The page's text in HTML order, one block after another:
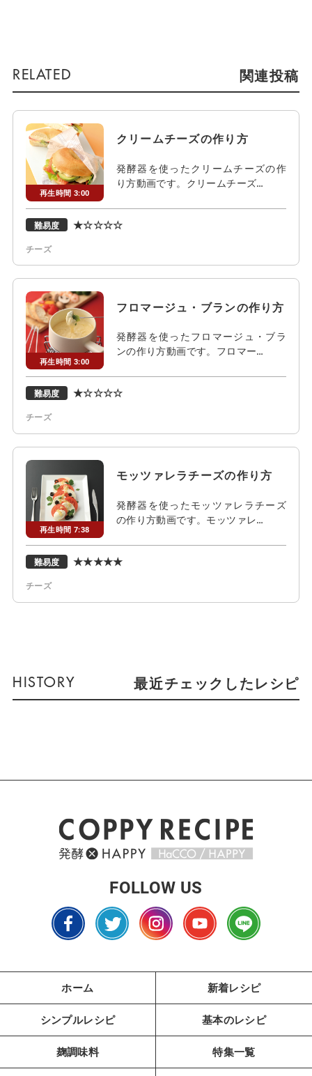
関連投稿
再生時間 3:00
クリームチーズの作り方
発酵器を使ったクリームチーズの作
り方動画です。クリームチーズ…
難易度 ★☆☆☆☆
チーズ
再生時間 3:00
フロマージュ・ブランの作り方
発酵器を使ったフロマージュ・ブラ
ンの作り方動画です。フロマー…
難易度 ★☆☆☆☆
チーズ
再生時間 7:38
モッツァレラチーズの作り方
発酵器を使ったモッツァレラチーズ
の作り方動画です。モッツァレ…
難易度 ★★★★★
チーズ
最近チェックしたレシピ
FOLLOW US
ホーム 新着レシピ
シンプルレシピ 基本のレシピ
麹調味料 特集一覧